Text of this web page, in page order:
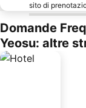
sito di
Domande
Yeosu: altre